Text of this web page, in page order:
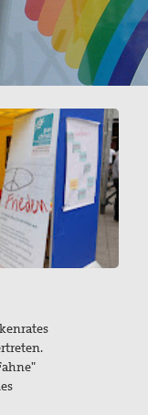
zu TTIP